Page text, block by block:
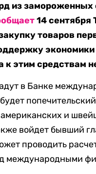
из замороженных
14 сентября
товаров
к этим средствам
в Банке
и
войдет бывший
проводить
международными